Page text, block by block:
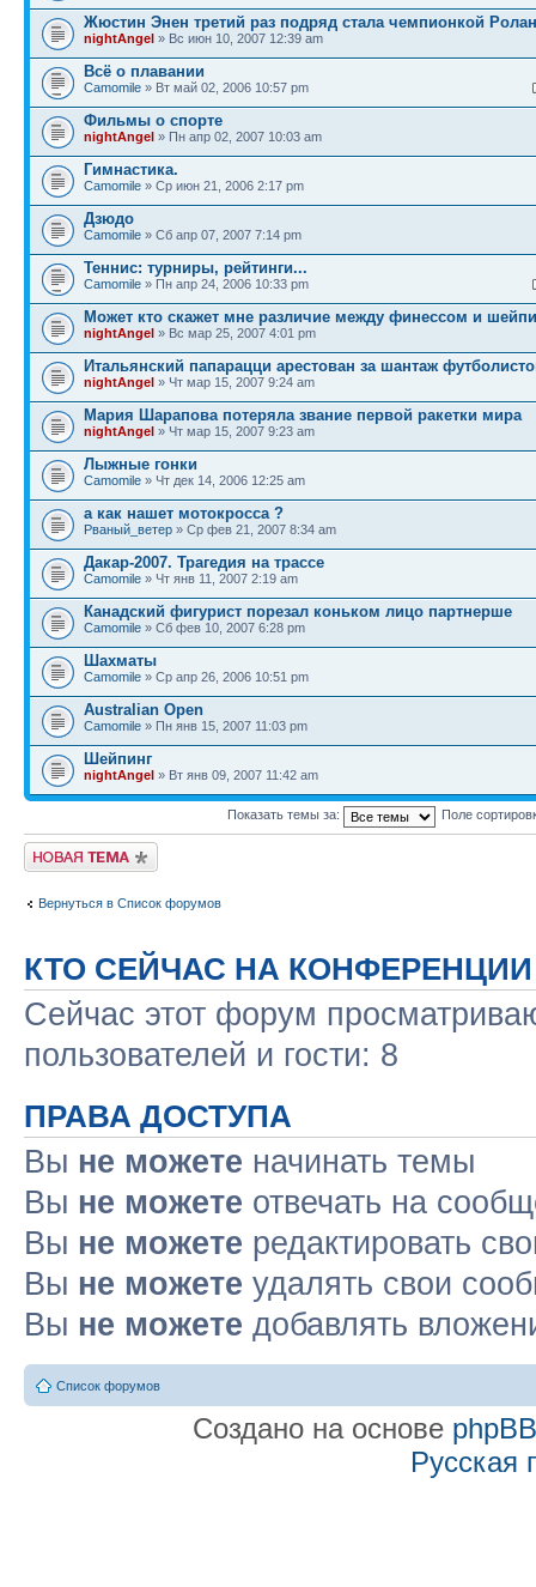
Жюстин Энен третий раз подряд стала чемпионкой
nightAngel » Вс июн 10, 2007 12:39 am
Всё о плавании
Camomile » Вт май 02, 2006 10:57 pm
Фильмы о спорте
nightAngel » Пн апр 02, 2007 10:03 am
Гимнастика.
Camomile » Ср июн 21, 2006 2:17 pm
Дзюдо
Camomile » Сб апр 07, 2007 7:14 pm
Теннис: турниры, рейтинги...
Camomile » Пн апр 24, 2006 10:33 pm
Может кто скажет мне различие между финессом и
nightAngel » Вс мар 25, 2007 4:01 pm
Итальянский папарацци арестован за шантаж
nightAngel » Чт мар 15, 2007 9:24 am
Мария Шарапова потеряла звание первой ракетки мира
nightAngel » Чт мар 15, 2007 9:23 am
Лыжные гонки
Camomile » Чт дек 14, 2006 12:25 am
а как нашет мотокросса ?
Рваный_ветер » Ср фев 21, 2007 8:34 am
Дакар-2007. Трагедия на трассе
Camomile » Чт янв 11, 2007 2:19 am
Канадский фигурист порезал коньком лицо партнерше
Camomile » Сб фев 10, 2007 6:28 pm
Шахматы
Camomile » Ср апр 26, 2006 10:51 pm
Australian Open
Camomile » Пн янв 15, 2007 11:03 pm
Шейпинг
nightAngel » Вт янв 09, 2007 11:42 am
Показать темы за: Поле
Новая тема
Вернуться в Список форумов
КТО СЕЙЧАС НА КОНФЕРЕНЦИИ
Сейчас этот форум
пользователей и гости: 8
ПРАВА ДОСТУПА
Вы не можете начинать темы
Вы не можете отвечать на
Вы не можете редактировать
Вы не можете удалять свои
Вы не можете добавлять
Список форумов
Создано на основе phpBB
Русская